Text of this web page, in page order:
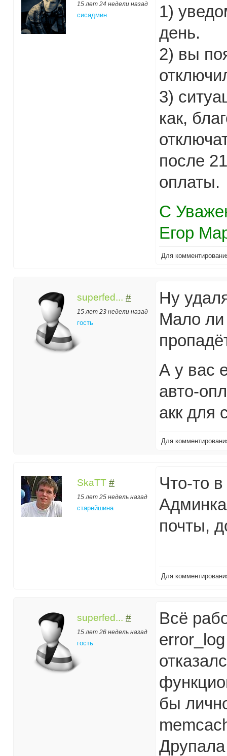
15 лет 24 недели назад
сисадмин
1)
день.
2) вы
3)
как,
после
оплаты.
С
Егор
Для
superfed... #
15 лет 23 недели назад
гость
Ну
Мало ли
А у вас
авто-
акк для
Для
SkaTT #
15 лет 25 недель назад
старейшина
Что-то
почты,
Для
superfed... #
15 лет 26 недель назад
гость
Всё
бы